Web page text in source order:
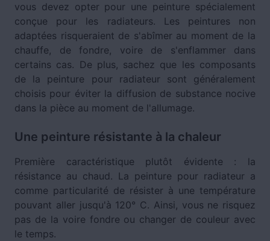
vous devez opter pour une peinture spécialement
conçue pour les radiateurs. Les peintures non
adaptées risqueraient de s'abîmer au moment de la
chauffe, de fondre, voire de s'enflammer dans
certains cas. De plus, sachez que les composants
de la peinture pour radiateur sont généralement
choisis pour éviter la diffusion de substance nocive
dans la pièce au moment de l'allumage.
Une peinture résistante à la chaleur
Première caractéristique plutôt évidente : la
résistance au chaud. La peinture pour radiateur a
comme particularité de résister à une température
pouvant aller jusqu'à 120° C. Ainsi, vous ne risquez
pas de la voire fondre ou changer de couleur avec
le temps.